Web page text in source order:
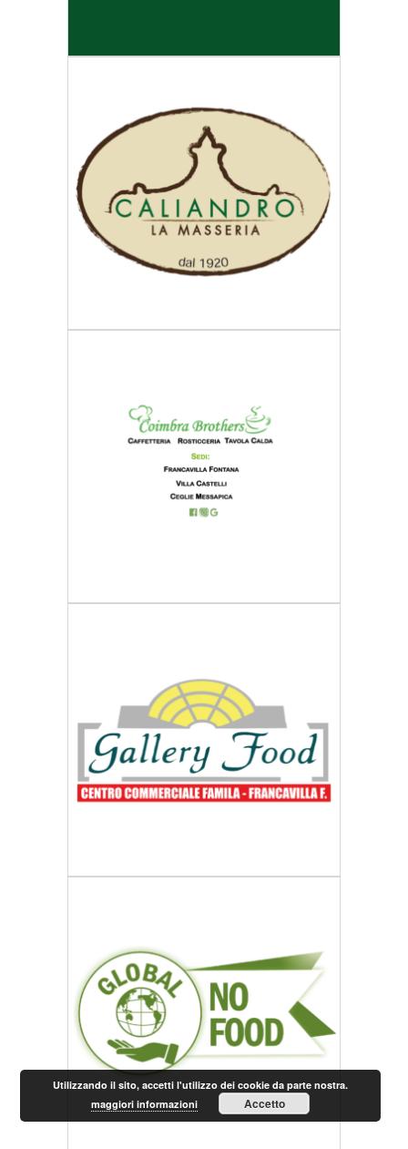
Utilizzando il sito, accetti l'utilizzo dei cookie da parte nostra.
maggiori informazioni
Accetto